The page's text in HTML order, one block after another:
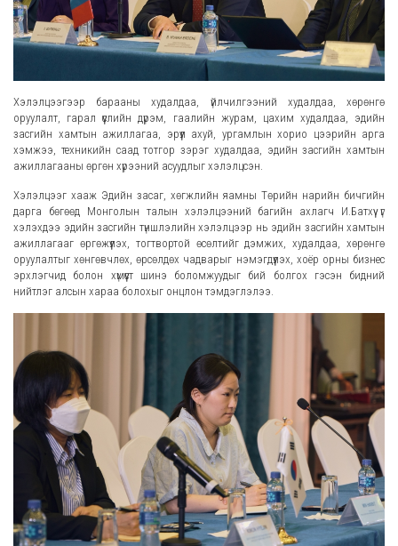
Хэлэлцээгээр барааны худалдаа, үйлчилгээний худалдаа, хөрөнгө
оруулалт, гарал үүслийн дүрэм, гаалийн журам, цахим худалдаа, эдийн
засгийн хамтын ажиллагаа, эрүүл ахуй, ургамлын хорио цээрийн арга
хэмжээ, техникийн саад тотгор зэрэг худалдаа, эдийн засгийн хамтын
ажиллагааны өргөн хүрээний асуудлыг хэлэлцсэн.
Хэлэлцээг хааж Эдийн засаг, хөгжлийн яамны Төрийн нарийн бичгийн
дарга бөгөөд Монголын талын хэлэлцээний багийн ахлагч И.Батхүү үг
хэлэхдээ эдийн засгийн түншлэлийн хэлэлцээр нь эдийн засгийн хамтын
ажиллагааг өргөжүүлэх, тогтвортой өсөлтийг дэмжих, худалдаа, хөрөнгө
оруулалтыг хөнгөвчлөх, өрсөлдөх чадварыг нэмэгдүүлэх, хоёр орны бизнес
эрхлэгчид болон хүмүүст шинэ боломжуудыг бий болгох гэсэн бидний
нийтлэг алсын хараа болохыг онцлон тэмдэглэлээ.